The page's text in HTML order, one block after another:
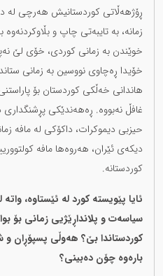
ڕۆژهەڵاتی کوردستانیش هەرچی لە
زمانە، بە تایبەتی چاپ و
خوێندن بە زمانی کوردی، خۆی لێ
خۆیدا ڕەچاوی نووسین بە زمانی
هاندانی خەڵکی کوردستان بۆ
غافڵ نەبووە. ڕەهەندێکی
حیزبی دیموکرات، داکۆکی لە مافە
دیکەی ئێران، هەروەها مافە
کوردستانە.
ئایا پێویستە کورد لە ئێستاوە،
سیاسەت و پلانداڕێژیی زمانی بۆ
کوردستاندا بێ؟ هەوڵی پسپۆڕان و
بارەوە چۆن دەبینی؟